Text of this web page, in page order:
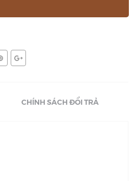
CHÍNH SÁCH ĐỔI TRẢ